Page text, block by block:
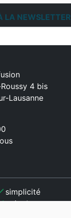
LA NEWSLETTER
4 bis
Lausanne
simplicité
gain de temps